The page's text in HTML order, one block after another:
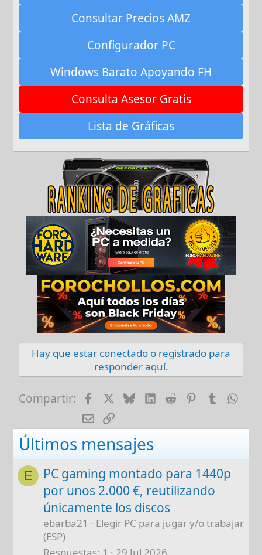
Consultar Precios AMZ
Configurador PC
Windows Barato Apoyando FH
Consulta Asesor Gratis
Lista de Gráficas
Hay que estar conectado o registrado para
responder aquí.
Compartir: FacebookBlueskyLinkedIn
RedditPinterest
Tumblr
E-mailEnlace
Últimos mensajes
E
PC gaming montado para 1440p
por unos 2.000 €, reutilizando
únicamente los discos
ebarba21
Elegir PC para jugar y/o trabajar
(ESP)
Respuestas 1 29 Jul 2026